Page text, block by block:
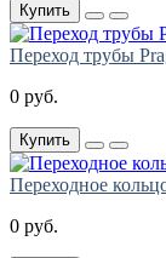
Купить
Переход трубы
0 руб.
Купить
Переходное
0 руб.